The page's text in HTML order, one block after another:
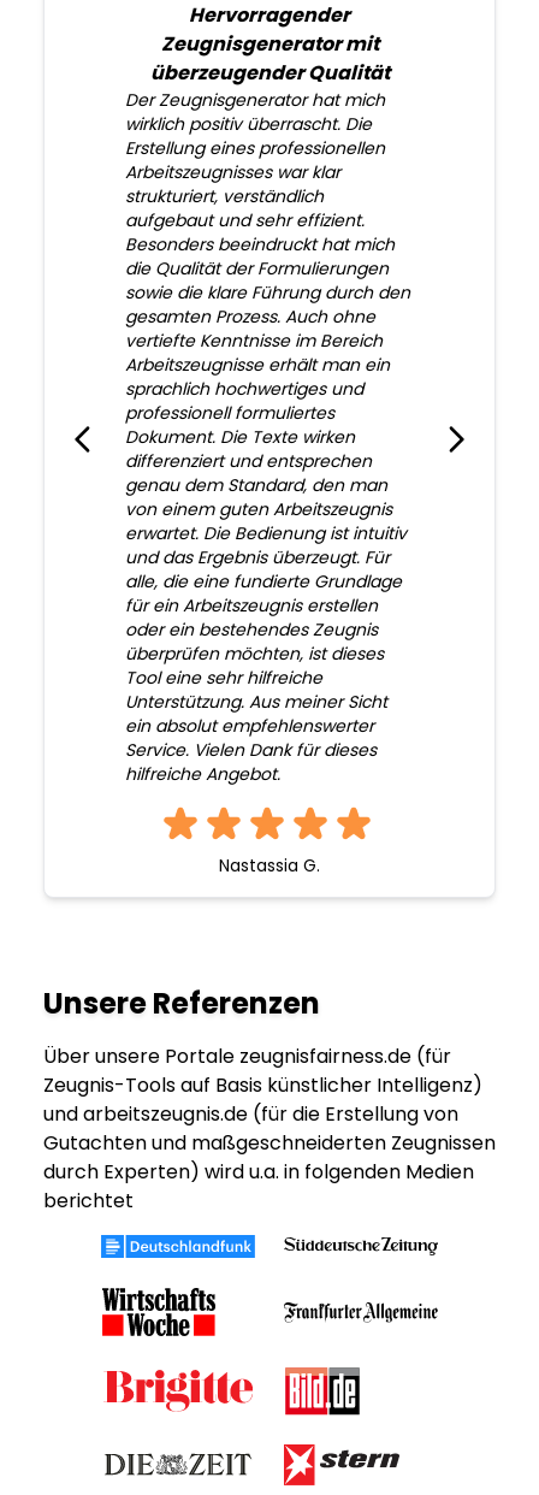
Hervorragender
Zeugnisgenerator mit
überzeugender Qualität
Der Zeugnisgenerator hat mich
wirklich positiv überrascht. Die
Erstellung eines professionellen
Arbeitszeugnisses war klar
strukturiert, verständlich
aufgebaut und sehr effizient.
Besonders beeindruckt hat mich
die Qualität der Formulierungen
sowie die klare Führung durch den
gesamten Prozess. Auch ohne
vertiefte Kenntnisse im Bereich
Arbeitszeugnisse erhält man ein
sprachlich hochwertiges und
professionell formuliertes
Dokument. Die Texte wirken
differenziert und entsprechen
genau dem Standard, den man
von einem guten Arbeitszeugnis
erwartet. Die Bedienung ist intuitiv
und das Ergebnis überzeugt. Für
alle, die eine fundierte Grundlage
für ein Arbeitszeugnis erstellen
oder ein bestehendes Zeugnis
überprüfen möchten, ist dieses
Tool eine sehr hilfreiche
Unterstützung. Aus meiner Sicht
ein absolut empfehlenswerter
Service. Vielen Dank für dieses
hilfreiche Angebot.
Nastassia G.
Unsere Referenzen
Über unsere Portale zeugnisfairness.de (für
Zeugnis-Tools auf Basis künstlicher Intelligenz)
und arbeitszeugnis.de (für die Erstellung von
Gutachten und maßgeschneiderten Zeugnissen
durch Experten) wird u.a. in folgenden Medien
berichtet